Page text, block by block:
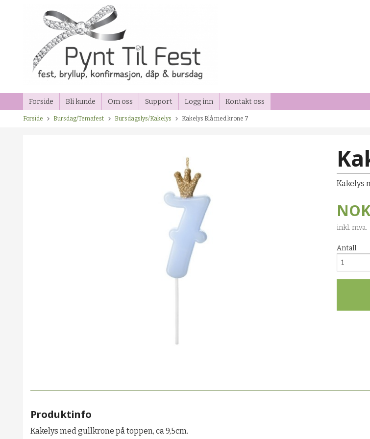
Forside Bli kunde Om oss Support Logg inn Kontakt oss
Forside Bursdag/Temafest Bursdagslys/Kakelys Kakelys Blå med krone 7
Kakelys
NOK
inkl. mva.
Antall
Produktinfo
Kakelys med gullkrone på toppen, ca 9,5cm.